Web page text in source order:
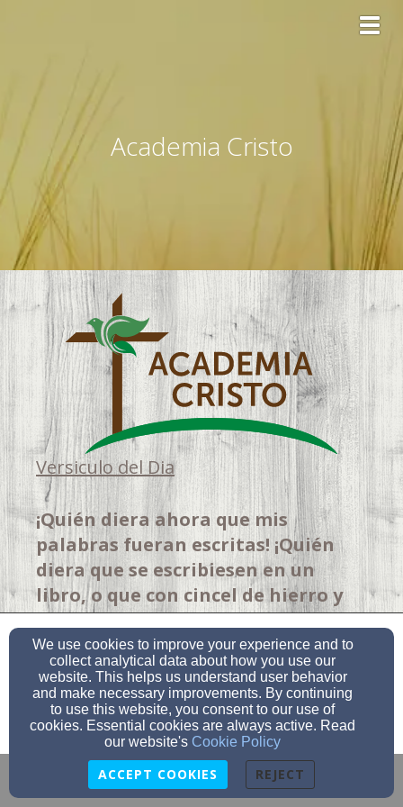
Academia Cristo
Versiculo del Dia
¡Quién diera ahora que mis
palabras fueran escritas! ¡Quién
diera que se escribiesen en un
libro, o que con cincel de hierro y
con plomo fueran esculpidas en
piedra para siempre! Pero yo sé que
mi Redentor vive, y que al fin se
levantará sobre el polvo”
—Job 19:23-25
Admin Login
© 2026 Mt. Olive Lutheran Church
Church Websites by Finalweb 2.0 |Cookie Settings
We use cookies to improve your experience and to
collect analytical data about how you use our
website. This helps us understand user behavior
and make necessary improvements. By continuing
to use this website, you consent to our use of
cookies. Essential cookies are always active. Read
our website's Cookie Policy
ACCEPT COOKIES REJECT